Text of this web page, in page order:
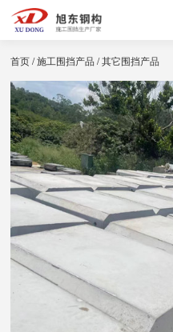
首页/施工围挡产品 /其它围挡产品